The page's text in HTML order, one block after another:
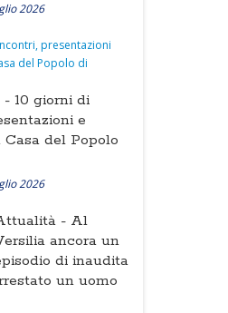
2026
- 10 giorni di
e
del Popolo
2026
- Al
ancora un
di inaudita
un uomo